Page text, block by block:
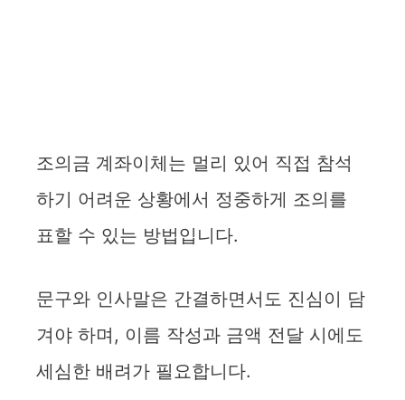
조의금 계좌이체는 멀리 있어 직접 참석
하기 어려운 상황에서 정중하게 조의를
표할 수 있는 방법입니다.
문구와 인사말은 간결하면서도 진심이 담
겨야 하며, 이름 작성과 금액 전달 시에도
세심한 배려가 필요합니다.